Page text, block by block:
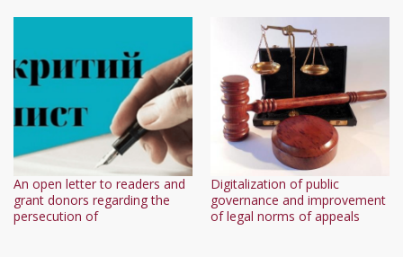
An open letter to readers and
grant donors regarding the
persecution of
Digitalization of public
governance and improvement
of legal norms of appeals